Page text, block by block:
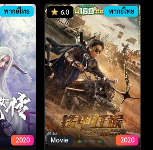
พากย์ไทย
2020
6.0 พากย์ไทย
Movie 2020